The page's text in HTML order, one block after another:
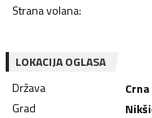
Strana volana:
LOKACIJA OGLASA
Država
Grad